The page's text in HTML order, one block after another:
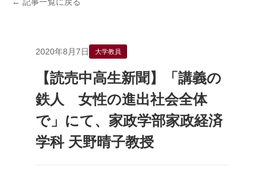
2020年8月7日 大学教員
【読売中高生新聞】「講義の
鉄人 女性の進出社会全体
で」にて、家政学部家政経済
学科 天野晴子教授